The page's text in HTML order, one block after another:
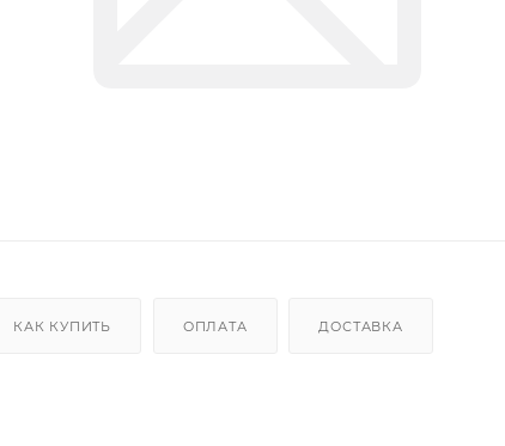
КАК КУПИТЬ ОПЛАТА ДОСТАВКА